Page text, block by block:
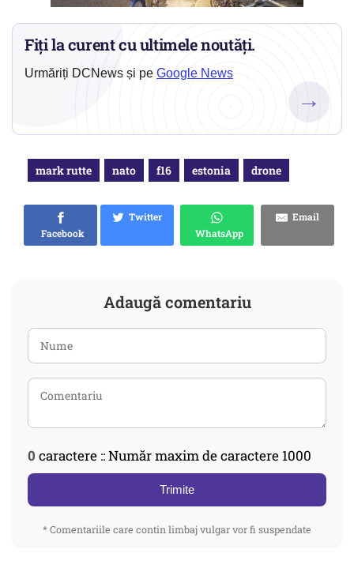
Fiți la curent cu ultimele noutăți.
Urmăriți DCNews și pe Google News
→
mark rutte nato f16 estonia drone
Facebook
Twitter
WhatsApp
Email
Adaugă comentariu
0 caractere :: Număr maxim de caractere 1000
Trimite
* Comentariile care contin limbaj vulgar vor fi suspendate